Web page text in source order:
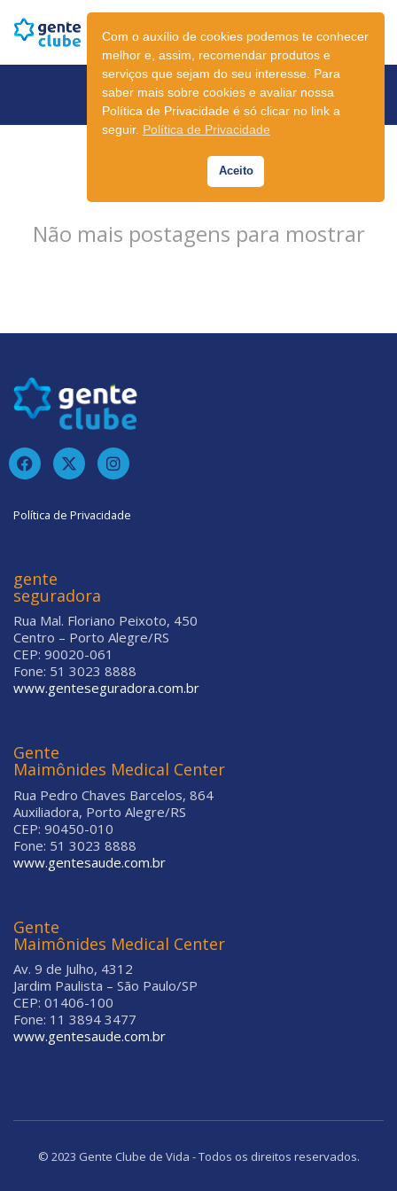
Newsletter
Não mais postagens para mostrar
Política de Privacidade
gente
seguradora
Rua Mal. Floriano Peixoto, 450
Centro – Porto Alegre/RS
CEP: 90020-061
Fone: 51 3023 8888
www.genteseguradora.com.br
Gente
Maimônides Medical Center
Rua Pedro Chaves Barcelos, 864
Auxiliadora, Porto Alegre/RS
CEP: 90450-010
Fone: 51 3023 8888
www.gentesaude.com.br
Gente
Maimônides Medical Center
Av. 9 de Julho, 4312
Jardim Paulista – São Paulo/SP
CEP: 01406-100
Fone: 11 3894 3477
www.gentesaude.com.br
© 2023 Gente Clube de Vida - Todos os direitos reservados.
Com o auxílio de cookies podemos te conhecer
melhor e, assim, recomendar produtos e
serviços que sejam do seu interesse. Para
saber mais sobre cookies e avaliar nossa
Política de Privacidade é só clicar no link a
seguir. Política de Privacidade
Aceito